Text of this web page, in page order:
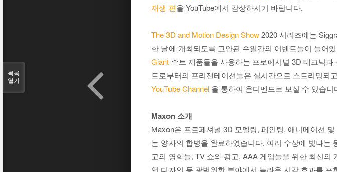
재생 편을 YouTube에서 감상하시기 바랍니다.
The 3D and Motion Design Show2020 시리즈에는
한 날에 개최되도록 고안된 수일간의 이벤트들이 들어
Giant 수트 제품들을 사용하는 프로페셔널 3D 테크닉
트로부터의 프리젠테이션들은 실시간으로 스트리밍되
YouTube Channel 을 통하여 온디멘드로 보실 수 있습니
Maxon 소개
Maxon은 프로페셔널 3D 모델링, 페인팅, 애니메이션
는 양사의 합병을 완료하였습니다. 여러 수상에 빛나는
고의 영화들, TV 쇼와 광고, AAA 게임들을 위한 최신
업 디자인 등 광범위한 분야에서 놀라운 시각 효과를
목록
열기